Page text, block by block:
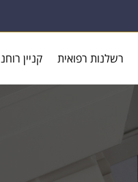
רשלנות רפואית קניין